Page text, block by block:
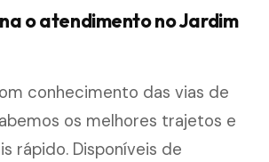
o atendimento no Jardim
conhecimento das vias de
os melhores trajetos e
rápido. Disponíveis de